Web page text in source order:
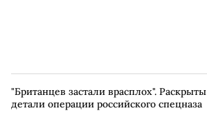
"Британцев застали врасплох". Раскрыты
детали операции российского спецназа